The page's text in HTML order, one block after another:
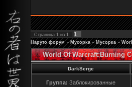
Страница 1 из 1 1
Наруто форум » Мусорка » Мусорка »
World Of Warcraft:Burning
DarkSerge
Группа: Заблокированные